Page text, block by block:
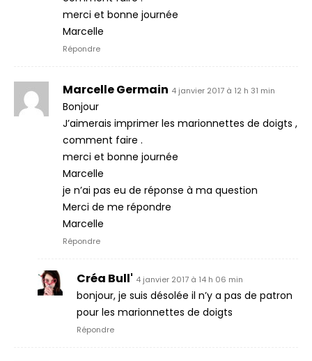
merci et bonne journée
Marcelle
Répondre
Marcelle Germain 4 janvier 2017 à 12 h 31 min
Bonjour
J’aimerais imprimer les marionnettes de doigts ,
comment faire .
merci et bonne journée
Marcelle
je n’ai pas eu de réponse à ma question
Merci de me répondre
Marcelle
Répondre
Créa Bull' 4 janvier 2017 à 14 h 06 min
bonjour, je suis désolée il n’y a pas de patron
pour les marionnettes de doigts
Répondre